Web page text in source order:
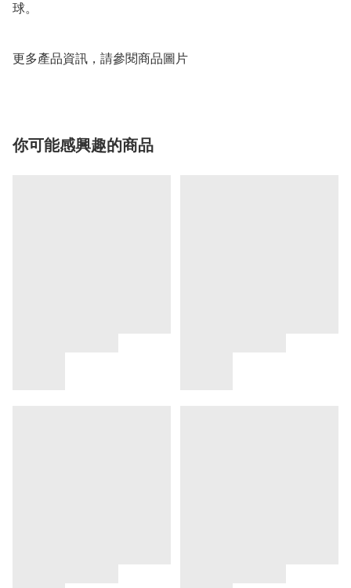
球。
更多產品資訊，請參閱商品圖片
你可能感興趣的商品